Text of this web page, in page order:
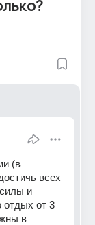
(в
всех
и
отдых от 3
в